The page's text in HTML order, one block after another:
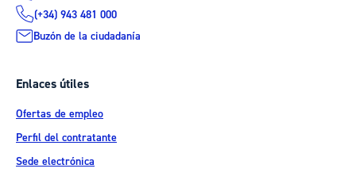
(+34) 943 481 000
Buzón de la ciudadanía
Enlaces útiles
Ofertas de empleo
Perfil del contratante
Sede electrónica